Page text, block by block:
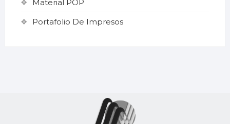
Material POP
Portafolio De Impresos